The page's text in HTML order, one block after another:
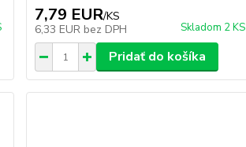
7,79 EUR/KS
6,33 EUR bez DPH Skladom 2 KS
Pridať do košíka